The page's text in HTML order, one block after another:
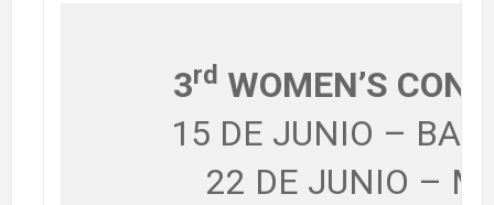
3rd WOMEN’S
15 DE JUNIO –
22 DE JUNIO –